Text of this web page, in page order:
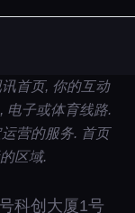
首页, 你的互动
电子或体育线路.
营的服务. 首页
区域.
科创大厦1号